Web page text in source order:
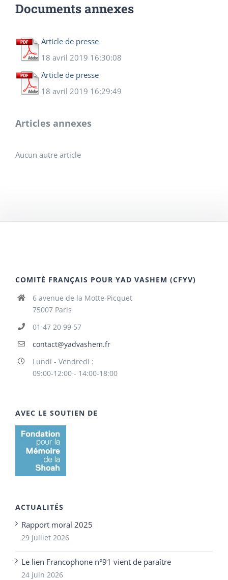
Documents annexes
Article de presse
18 avril 2019 16:30:08
Article de presse
18 avril 2019 16:29:49
Articles annexes
Aucun autre article
COMITÉ FRANÇAIS POUR YAD VASHEM (CFYV)
6 avenue de la Motte-Picquet
75007 Paris
01 47 20 99 57
contact@yadvashem.fr
Lundi - Vendredi :
09:00-12:00 - 14:00-18:00
AVEC LE SOUTIEN DE
ACTUALITÉS
Rapport moral 2025
29 juillet 2026
Le lien Francophone n°91 vient de paraître
24 juin 2026